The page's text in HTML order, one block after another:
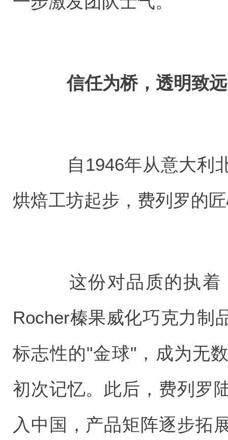
信任为桥，透明致远
自1946年从意大利北
烘焙工坊起步，费列罗的
这份对品质的执着
Rocher榛果威化巧克力制
标志性的"金球"，成为无
初次记忆。此后，费列罗
入中国，产品矩阵逐步拓